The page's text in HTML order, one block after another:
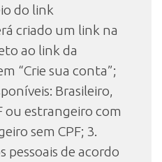
do link
criado um link na
ao link da
“Crie sua conta”;
Brasileiro,
ou estrangeiro com
sem CPF; 3.
pessoais de acordo